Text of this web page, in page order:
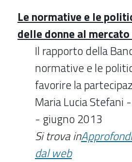
Le normative e le
delle donne al
Il rapporto della
normative e le
favorire la
Maria Lucia Stefani
- giugno 2013
Si trova in
dal web